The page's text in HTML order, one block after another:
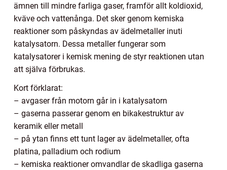
ämnen till mindre farliga gaser, framför allt koldioxid,
kväve och vattenånga. Det sker genom kemiska
reaktioner som påskyndas av ädelmetaller inuti
katalysatorn. Dessa metaller fungerar som
katalysatorer i kemisk mening de styr reaktionen utan
att själva förbrukas.
Kort förklarat:
– avgaser från motorn går in i katalysatorn
– gaserna passerar genom en bikakestruktur av
keramik eller metall
– på ytan finns ett tunt lager av ädelmetaller, ofta
platina, palladium och rodium
– kemiska reaktioner omvandlar de skadliga gaserna